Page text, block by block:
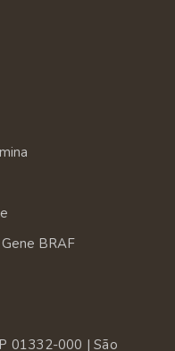
BRAF
01332-000 | São